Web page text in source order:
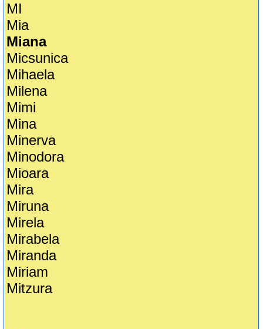
MI
Mia
Miana
Micsunica
Mihaela
Milena
Mimi
Mina
Minerva
Minodora
Mioara
Mira
Miruna
Mirela
Mirabela
Miranda
Miriam
Mitzura